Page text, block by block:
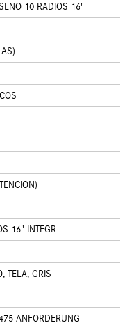
10 RADIOS 16"
16" INTEGR.
TELA, GRIS
ANFORDERUNG